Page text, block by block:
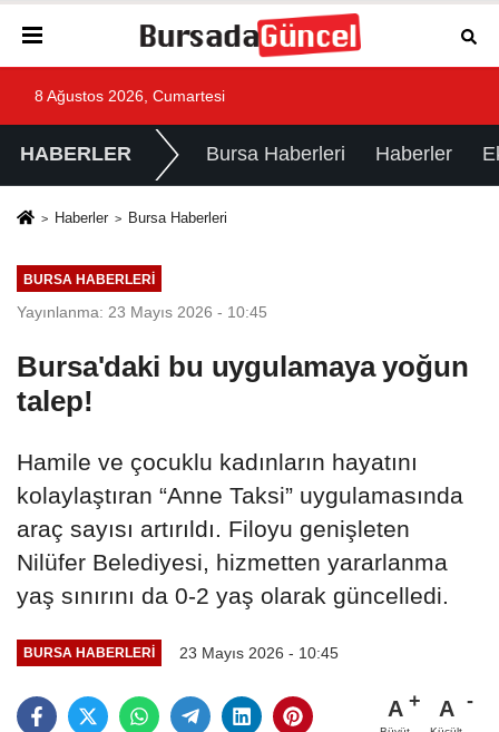
8 Ağustos 2026, Cumartesi
HABERLER Bursa Haberleri Haberler
Haberler Bursa Haberleri
BURSA HABERLERI
Yayınlanma: 23 Mayıs 2026 - 10:45
Bursa'daki bu uygulamaya yoğun
talep!
Hamile ve çocuklu kadınların hayatını
kolaylaştıran “Anne Taksi” uygulamasında
araç sayısı artırıldı. Filoyu genişleten
Nilüfer Belediyesi, hizmetten yararlanma
yaş sınırını da 0-2 yaş olarak güncelledi.
BURSA HABERLERI 23 Mayıs 2026 - 10:45
A A